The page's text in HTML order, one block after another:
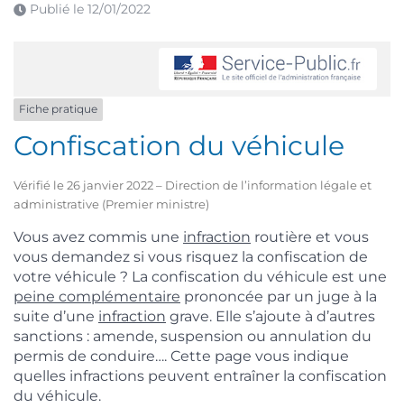
Publié le 12/01/2022
Fiche pratique
Confiscation du véhicule
Vérifié le 26 janvier 2022 – Direction de l’information légale et
administrative (Premier ministre)
Vous avez commis une infraction routière et vous
vous demandez si vous risquez la confiscation de
votre véhicule ? La confiscation du véhicule est une
peine complémentaire prononcée par un juge à la
suite d’une infraction grave. Elle s’ajoute à d’autres
sanctions : amende, suspension ou annulation du
permis de conduire…. Cette page vous indique
quelles infractions peuvent entraîner la confiscation
du véhicule.